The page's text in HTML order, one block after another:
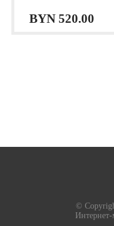
BYN 520.00
©